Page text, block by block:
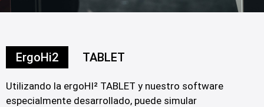
ErgoHi2 TABLET
Utilizando la ergoHI² TABLET y nuestro software
especialmente desarrollado, puede simular